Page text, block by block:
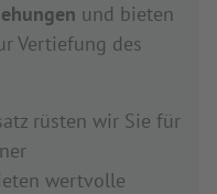
und bieten
Vertiefung des
rüsten wir Sie für
wertvolle